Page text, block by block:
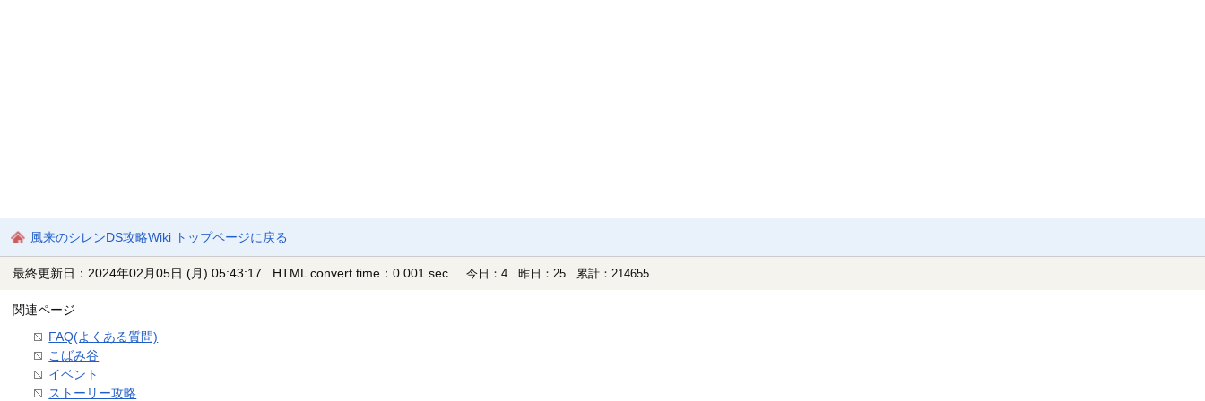
風来のシレンDS攻略Wiki トップページに戻る
最終更新日：2024年02月05日 (月) 05:43:17 HTML convert time：0.001 sec. 今日：4 昨日：25 累計：214655
関連ページ
FAQ(よくある質問)
こばみ谷
イベント
ストーリー攻略